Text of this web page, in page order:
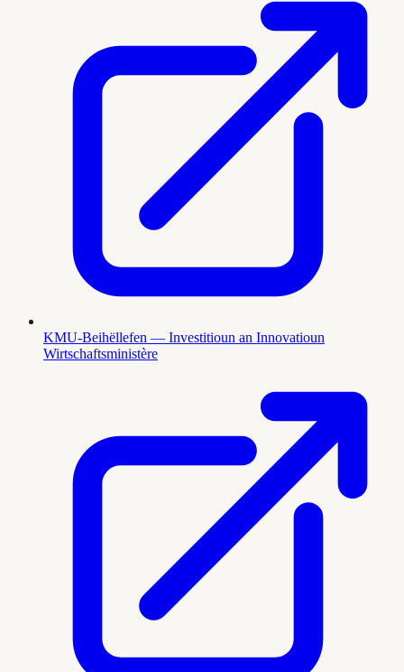
KMU-Beihëllefen — Investitioun an Innovatioun
Wirtschaftsministère